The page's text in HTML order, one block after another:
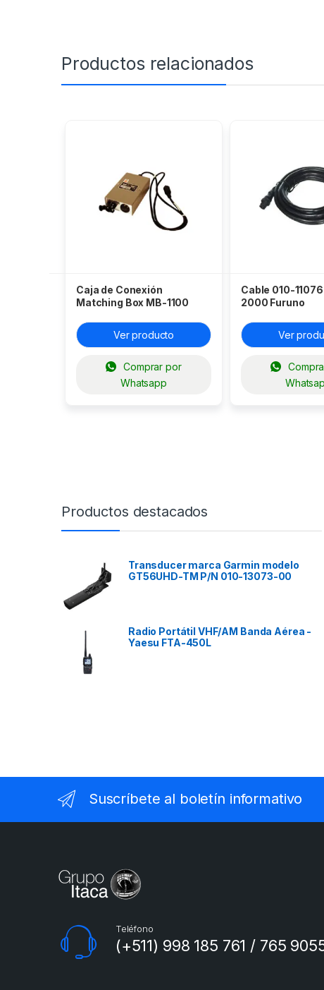
Productos relacionados
Caja de Conexión
Matching Box MB-1100
Ver producto
Comprar por
Whatsapp
Cable 010-
2000 Furuno
Ver
Productos destacados
Transducer marca Garmin modelo
GT56UHD-TM P/N 010-13073-00
Radio Portátil VHF/AM Banda Aérea -
Yaesu FTA-450L
Suscríbete al boletín informativo
Teléfono
(+511) 998 185 761 / 765